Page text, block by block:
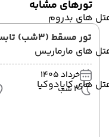
های بدروم
های مارماریس
های کاپادوکیا
تورهای مشابه
تور مسقط (3شب) تابستان1405
خرداد 1405
3 شب